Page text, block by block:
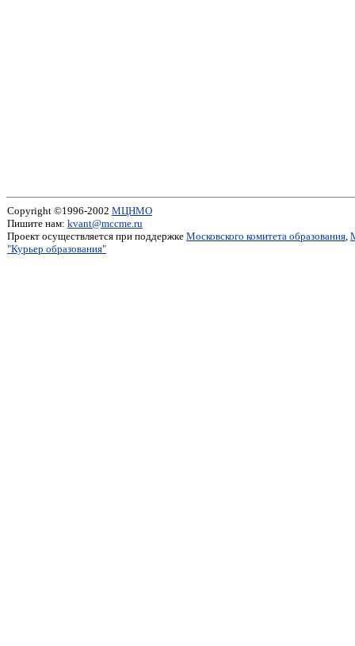
Copyright ©1996-2002 МЦНМО
Пишите нам: kvant@mccme.ru
Проект осуществляется при поддержке Московского комитета образования,
"Курьер образования"